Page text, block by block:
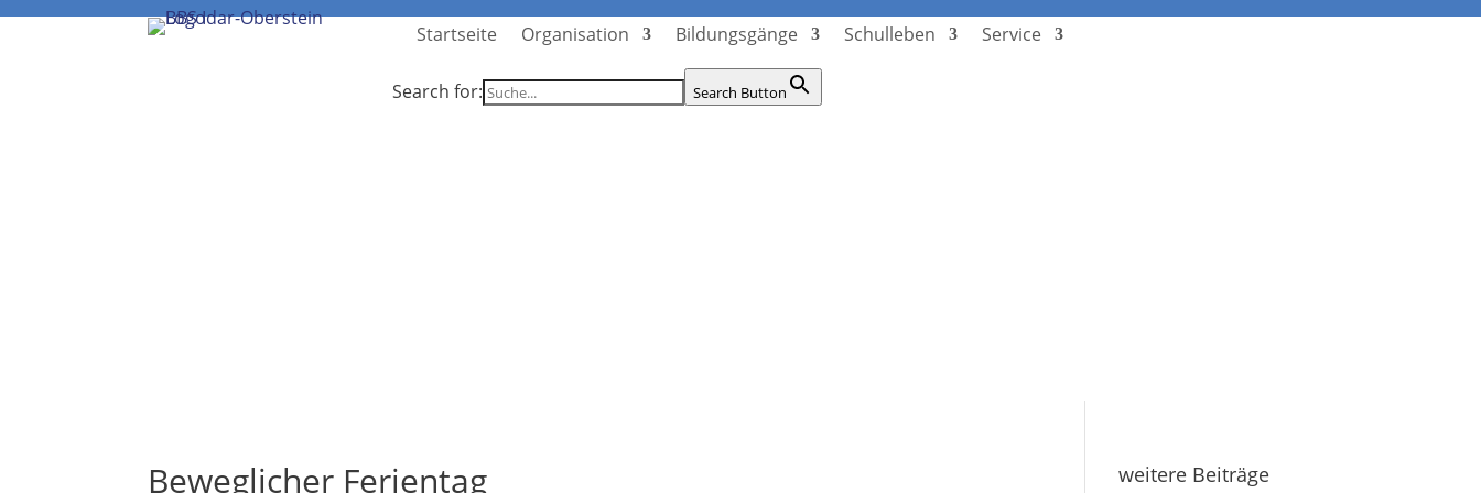
Startseite Organisation Bildungsgänge Schulleben Service
Search for: Search Button
Beweglicher Ferientag weitere Beiträge